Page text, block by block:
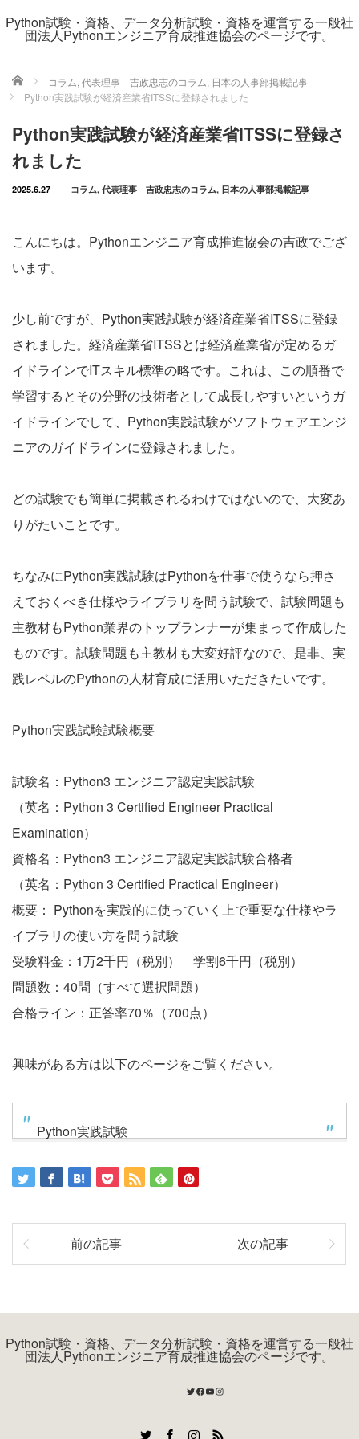
Python試験・資格、データ分析試験・資格を運営する一般社
団法人Pythonエンジニア育成推進協会のページです。
ホーム コラム, 代表理事 吉政忠志のコラム, 日本の人事部掲載記事
Python実践試験が経済産業省ITSSに登録されました
Python実践試験が経済産業省ITSSに登録さ
れました
2025.6.27 コラム, 代表理事 吉政忠志のコラム, 日本の人事部掲載記事
こんにちは。Pythonエンジニア育成推進協会の吉政でござ
います。
少し前ですが、Python実践試験が経済産業省ITSSに登録
されました。経済産業省ITSSとは経済産業省が定めるガ
イドラインでITスキル標準の略です。これは、この順番で
学習するとその分野の技術者として成長しやすいというガ
イドラインでして、Python実践試験がソフトウェアエンジ
ニアのガイドラインに登録されました。
どの試験でも簡単に掲載されるわけではないので、大変あ
りがたいことです。
ちなみにPython実践試験はPythonを仕事で使うなら押さ
えておくべき仕様やライブラリを問う試験で、試験問題も
主教材もPython業界のトップランナーが集まって作成した
ものです。試験問題も主教材も大変好評なので、是非、実
践レベルのPythonの人材育成に活用いただきたいです。
Python実践試験試験概要
試験名：Python3 エンジニア認定実践試験
（英名：Python 3 Certified Engineer Practical
Examination）
資格名：Python3 エンジニア認定実践試験合格者
（英名：Python 3 Certified Practical Engineer）
概要： Pythonを実践的に使っていく上で重要な仕様やラ
イブラリの使い方を問う試験
受験料金：1万2千円（税別） 学割6千円（税別）
問題数：40問（すべて選択問題）
合格ライン：正答率70％（700点）
興味がある方は以下のページをご覧ください。
Python実践試験
前の記事 次の記事
Python試験・資格、データ分析試験・資格を運営する一般社
団法人Pythonエンジニア育成推進協会のページです。
Twitter
Facebook
YouTube
Instagram
RSS